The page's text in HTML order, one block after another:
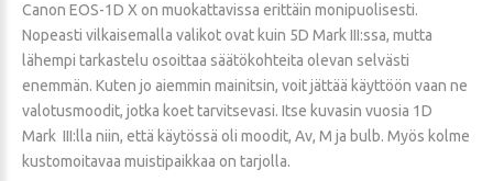
Canon EOS-1D X on muokattavissa erittäin monipuolisesti.
Nopeasti vilkaisemalla valikot ovat kuin 5D Mark III:ssa, mutta
lähempi tarkastelu osoittaa säätökohteita olevan selvästi
enemmän. Kuten jo aiemmin mainitsin, voit jättää käyttöön vaan ne
valotusmoodit, jotka koet tarvitsevasi. Itse kuvasin vuosia 1D
Mark III:lla niin, että käytössä oli moodit, Av, M ja bulb. Myös kolme
kustomoitavaa muistipaikkaa on tarjolla.